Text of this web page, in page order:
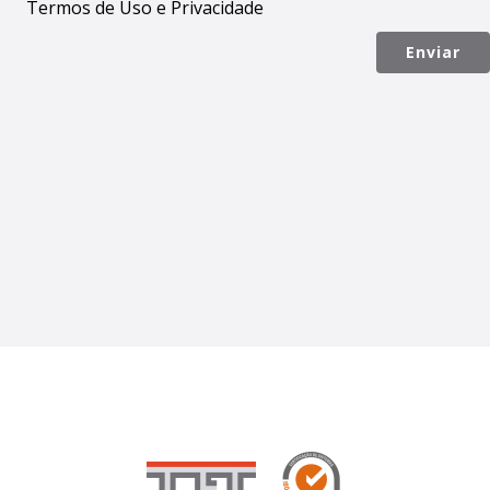
Termos de Uso e Privacidade
Enviar